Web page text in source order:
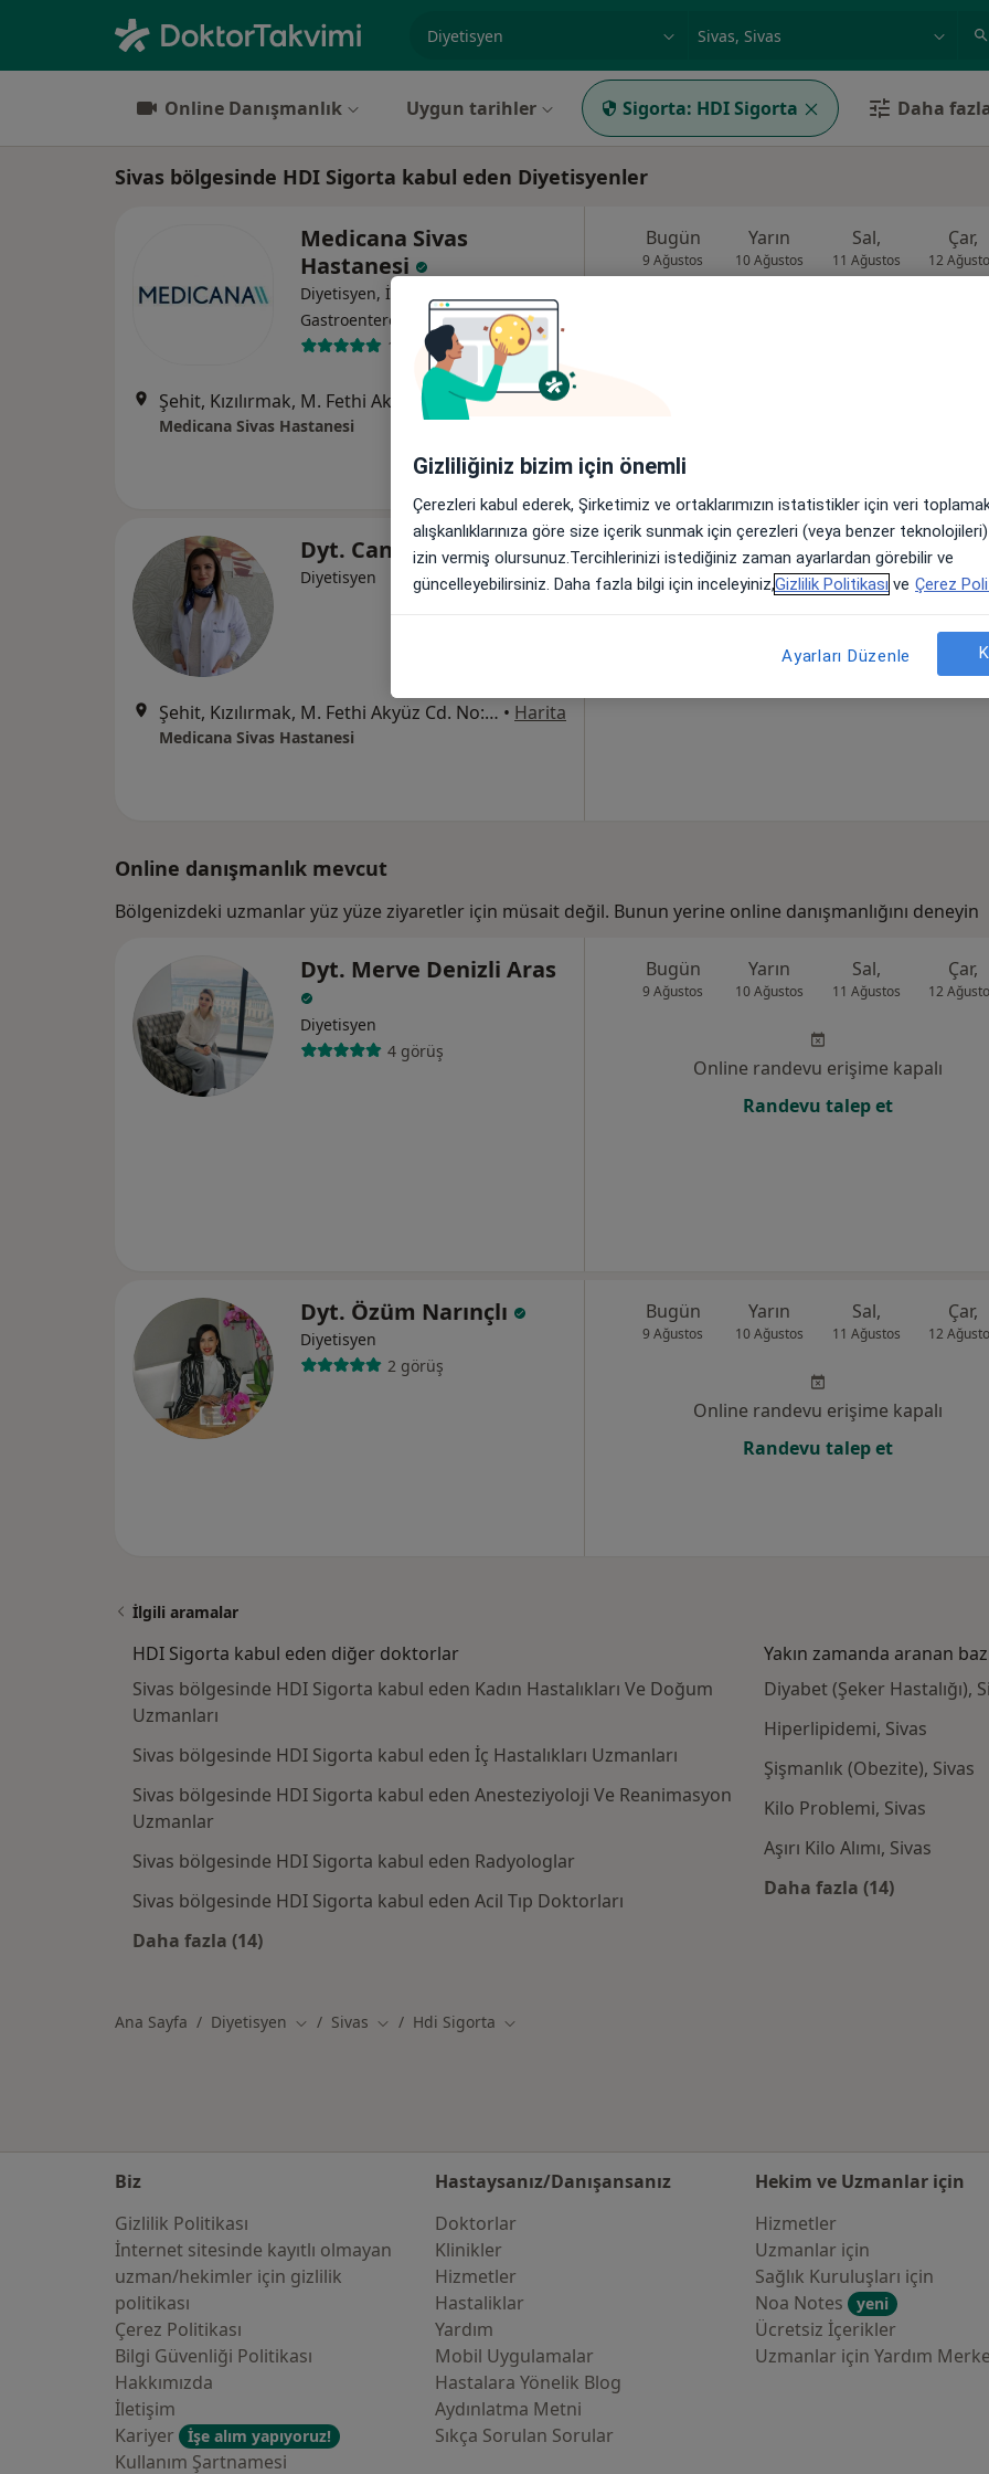
Online Danışmanlık Uygun tarihler Sigorta: HDI Sigorta Daha
Sivas bölgesinde HDI Sigorta kabul eden Diyetisyenler
Medicana Sivas
Hastanesi
Diyetisyen, İç hastalıkları,
Gastroenteroloji
Daha fazla
119 görüş
Şehit, Kızılırmak, M. Fethi Akyüz Cd. No: 8Merkez/Sivas, Sivas•Harita
Medicana Sivas Hastanesi
Bugün
9 Ağustos
Yarın
10 Ağustos
Sal,
11 Ağustos
Çar,
12
Dyt. Cansu Arslan
Diyetisyen
Şehit, Kızılırmak, M. Fethi Akyüz Cd. No: 8Merkez/Sivas, Sivas • Harita
Medicana Sivas Hastanesi
Bugün Yarın
10 Ağustos
Sal,
11 Ağustos
Çar,
Online randevu erişime kapalı
Online danışmanlık mevcut
Bölgenizdeki uzmanlar yüz yüze ziyaretler için müsait değil. Bunun yerine online danışmanlığını deneyin
Dyt. Merve Denizli Aras
Diyetisyen
4 görüş
Bugün
9 Ağustos
Yarın
10 Ağustos
Sal,
11 Ağustos
Çar,
12
Online randevu erişime kapalı
Randevu talep et
Dyt. Özüm Narınçlı
Diyetisyen
2 görüş
Bugün
9 Ağustos
Yarın
10 Ağustos
Sal,
11 Ağustos
Çar,
12
Online randevu erişime kapalı
Randevu talep et
İlgili aramalar
HDI Sigorta kabul eden diğer doktorlar
Sivas bölgesinde HDI Sigorta kabul eden Kadın Hastalıkları Ve Doğum
Uzmanları
Sivas bölgesinde HDI Sigorta kabul eden İç Hastalıkları Uzmanları
Sivas bölgesinde HDI Sigorta kabul eden Anesteziyoloji Ve Reanimasyon
Uzmanlar
Sivas bölgesinde HDI Sigorta kabul eden Radyologlar
Sivas bölgesinde HDI Sigorta kabul eden Acil Tıp Doktorları
Daha fazla (14)
Yakın zamanda aranan
Diyabet (Şeker Hastalığı),
Hiperlipidemi, Sivas
Şişmanlık (Obezite), Sivas
Kilo Problemi, Sivas
Aşırı Kilo Alımı, Sivas
Daha fazla (14)
Ana Sayfa Diyetisyen Şehir değiştir
Sivas Şehir değiştir
Hdi Sigorta Şehir değiştir
Biz
Gizlilik Politikası
İnternet sitesinde kayıtlı olmayan
uzman/hekimler i̇çin gizlilik
politikası
Çerez Politikası
Bilgi Güvenliği Politikası
Hakkımızda
İletişim
Kariyer
İşe alım yapıyoruz!
Kullanım Şartnamesi
Hastaysanız/Danışansanız
Doktorlar
Klinikler
Hizmetler
Hastaliklar
Yardım
Mobil Uygulamalar
Hastalara Yönelik Blog
Aydınlatma Metni
Sıkça Sorulan Sorular
Hekim ve Uzmanlar için
Hizmetler
Uzmanlar için
Sağlık Kuruluşları için
Noa Notes
yeni
Ücretsiz İçerikler
Uzmanlar için Yardım
Gizliliğiniz bizim için önemli
Çerezleri kabul ederek, Şirketimiz ve ortaklarımızın istatistikler için veri
alışkanlıklarınıza göre size içerik sunmak için çerezleri (veya benzer
izin vermiş olursunuz.Tercihlerinizi istediğiniz zaman ayarlardan görebilir ve
güncelleyebilirsiniz. Daha fazla bilgi için inceleyiniz,Gizlilik Politikası ve Çerez
Ayarları Düzenle